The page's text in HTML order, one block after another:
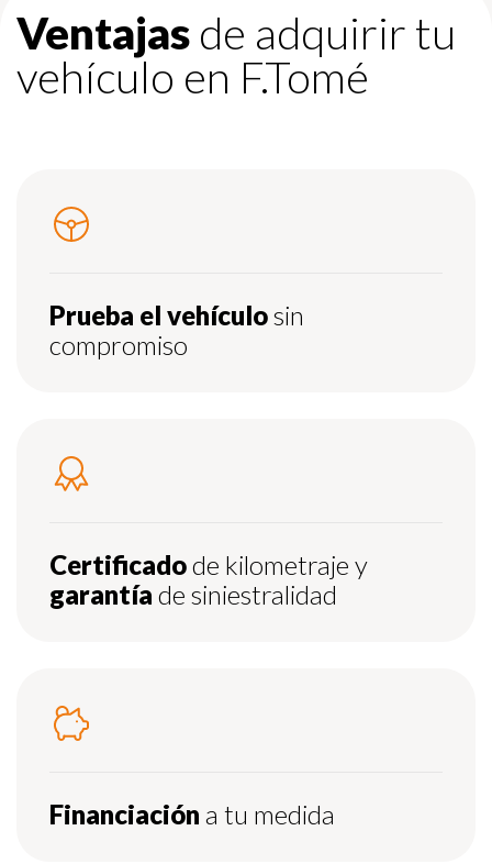
Ventajas de adquirir tu
vehículo en F.Tomé
Prueba el vehículosin
compromiso
Certificadode kilometraje y
garantía de siniestralidad
Financiación a tu medida